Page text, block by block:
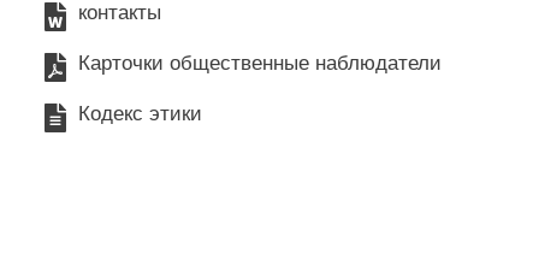
контакты
Карточки общественные наблюдатели
Кодекс этики